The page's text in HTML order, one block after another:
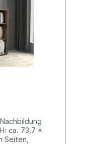
ca. 73,7 x
Seiten,